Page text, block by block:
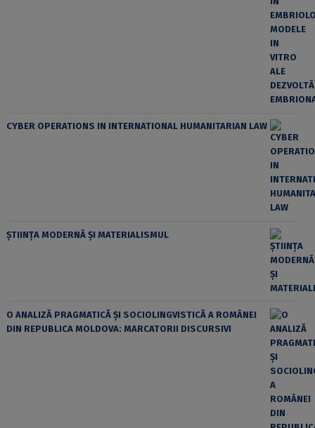
CYBER OPERATIONS IN INTERNATIONAL HUMANITARIAN LAW
ȘTIINȚA MODERNĂ ȘI MATERIALISMUL
O ANALIZĂ PRAGMATICĂ ȘI SOCIOLINGVISTICĂ A ROMÂNEI
DIN REPUBLICA MOLDOVA: MARCATORII DISCURSIVI